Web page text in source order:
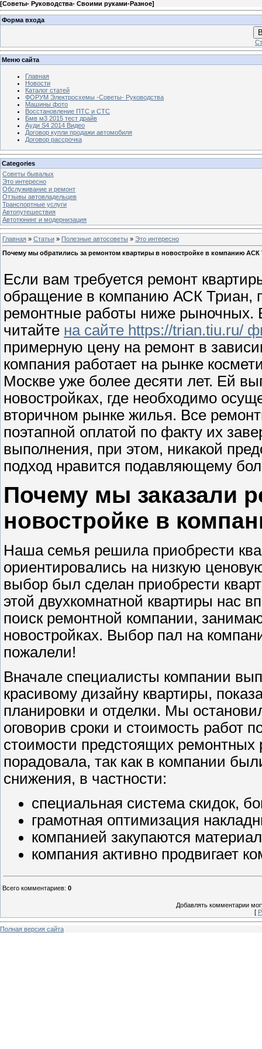
[Советы- Руководства- Своими руками-Разное]
Форма входа
Меню сайта
Главная
Новости
Каталог статей
ФОРУМ Электросхемы -Советы- Руководства
Машины фото
Восстановление ПТС и СТС
Бмв м3 2015 тест драйв
Ауди S4 2014 Видео
Договор купли продажи автомобиля
Договор рассрочка
Categories
Советы бывалых
Это интересно
Обслуживание и ремонт
Отзывы автовладельцев
Транспортные услуги
Автопутешествия
Автотюнинг и модернизация
Главная » Статьи » Полезные автосоветы » Это интересно
Почему мы обратились за ремонтом квартиры в новостройке в компанию АСК
Если вам требуется ремонт
обращение в компанию АСК Триан,
ремонтные работы ниже рыночных.
читайте на сайте https://trian.tiu.ru/
примерную цену на ремонт в
компания работает на рынке
Москве уже более десяти лет. Ей
новостройках, где необходимо
вторичном рынке жилья. Все
поэтапной оплатой по факту их
выполнения, при этом, никакой
подход нравится подавляющему
Почему мы заказали
новостройке в
Наша семья решила приобрести
ориентировались на низкую
выбор был сделан приобрести
этой двухкомнатной квартиры нас
поиск ремонтной компании,
новостройках. Выбор пал на
пожалели!
Вначале специалисты компании
красивому дизайну квартиры,
планировки и отделки. Мы
оговорив сроки и стоимость работ
стоимости предстоящих ремонтных
порадовала, так как в компании
снижения, в частности:
специальная система скидок,
грамотная оптимизация
компанией закупаются
компания активно продвигает
Всего комментариев: 0
Добавлять комментарии
[
Полная версия сайта